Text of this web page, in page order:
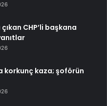
CHP’li başkana
korkunç kaza; şoförün